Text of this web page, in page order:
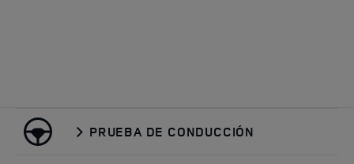
PRUEBA DE CONDUCCIÓN